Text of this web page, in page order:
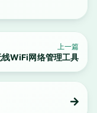
上一篇
WiFi网络管理工具